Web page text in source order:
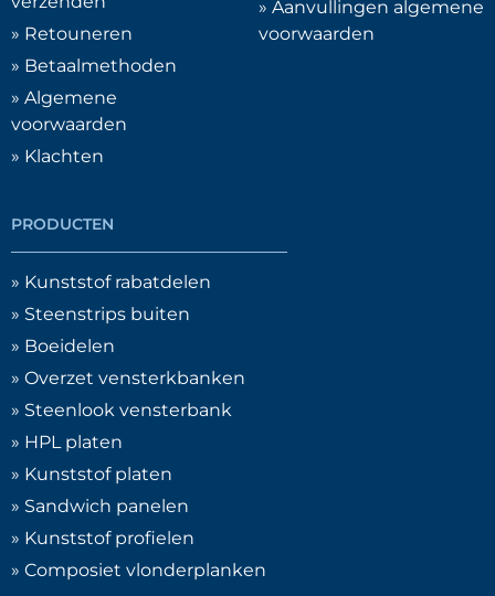
» Retouneren
» Betaalmethoden
» Algemene
voorwaarden
» Klachten
» Aanvullingen algemene
voorwaarden
PRODUCTEN
» Kunststof rabatdelen
» Steenstrips buiten
» Boeidelen
» Overzet vensterkbanken
» Steenlook vensterbank
» HPL platen
» Kunststof platen
» Sandwich panelen
» Kunststof profielen
» Composiet vlonderplanken